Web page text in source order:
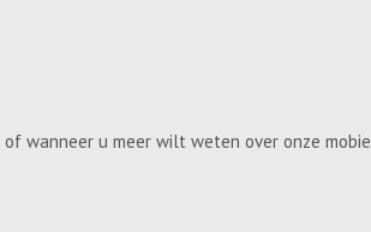
wanneer u meer wilt weten over onze